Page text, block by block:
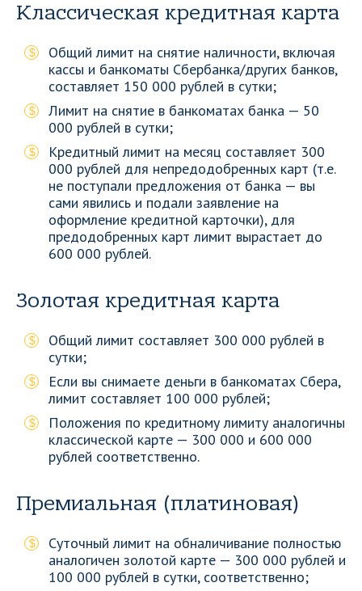
Классическая кредитная карта
Общий лимит на снятие наличности, включая
кассы и банкоматы Сбербанка/других банков,
составляет 150 000 рублей в сутки;
Лимит на снятие в банкоматах банка — 50
000 рублей в сутки;
Кредитный лимит на месяц составляет 300
000 рублей для непредодобренных карт (т.е.
не поступали предложения от банка — вы
сами явились и подали заявление на
оформление кредитной карточки), для
предодобренных карт лимит вырастает до
600 000 рублей.
Золотая кредитная карта
Общий лимит составляет 300 000 рублей в
сутки;
Если вы снимаете деньги в банкоматах Сбера,
лимит составляет 100 000 рублей;
Положения по кредитному лимиту аналогичны
классической карте — 300 000 и 600 000
рублей соответственно.
Премиальная (платиновая)
Суточный лимит на обналичивание полностью
аналогичен золотой карте — 300 000 рублей и
100 000 рублей в сутки, соответственно;